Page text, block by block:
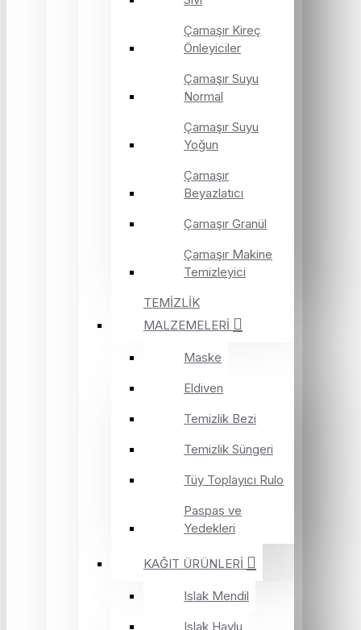
Çamaşır Kireç
Önleyiciler
Çamaşır Suyu
Normal
Çamaşır Suyu
Yoğun
Çamaşır
Beyazlatıcı
Çamaşır Granül
Çamaşır Makine
Temizleyici
TEMİZLİK
MALZEMELERİ
Maske
Eldiven
Temizlik Bezi
Temizlik Süngeri
Tüy Toplayıcı Rulo
Paspas ve
Yedekleri
KAĞIT ÜRÜNLERİ
Islak Mendil
Islak Havlu